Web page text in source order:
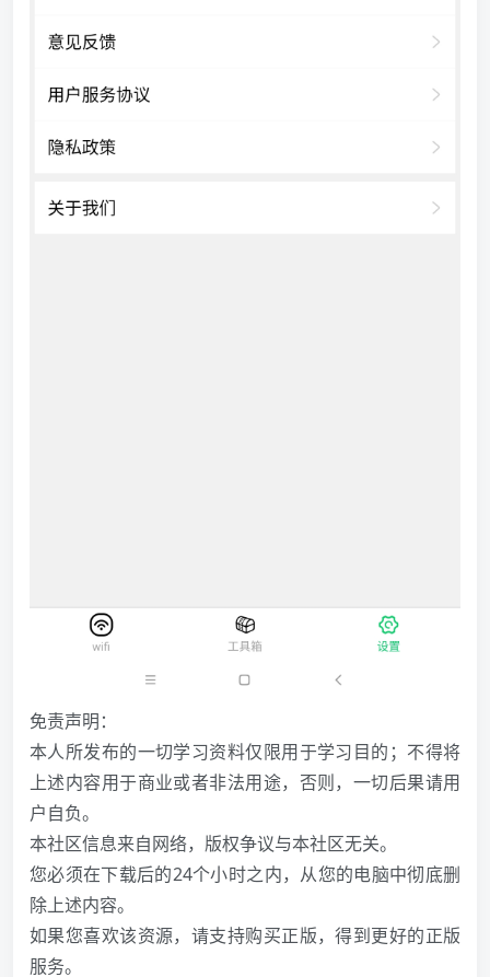
免责声明：
本人所发布的一切学习资料仅限用于学习目的；不得将
上述内容用于商业或者非法用途，否则，一切后果请用
户自负。
本社区信息来自网络，版权争议与本社区无关。
您必须在下载后的24个小时之内，从您的电脑中彻底删
除上述内容。
如果您喜欢该资源，请支持购买正版，得到更好的正版
服务。